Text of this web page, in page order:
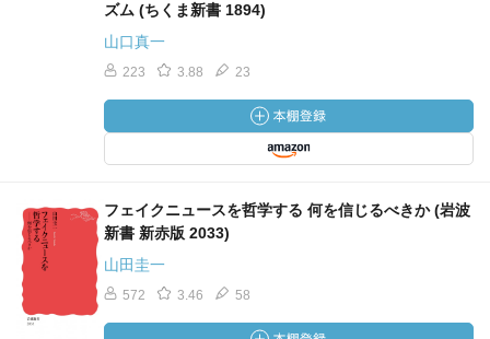
ズム (ちくま新書 1894)
山口真一
223 3.88 23
フェイクニュースを哲学する 何を信じるべきか (岩波
新書 新赤版 2033)
山田圭一
572 3.46 58